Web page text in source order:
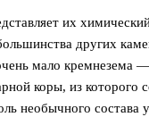
их
других
мало кремнезема
коры, из которого
необычного состава